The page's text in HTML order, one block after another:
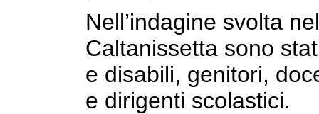
Nell’indagine svolta
Caltanissetta sono
e disabili, genitori,
e dirigenti scolastici.